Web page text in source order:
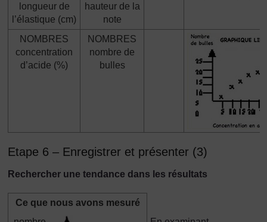
longueur de
l’élastique (cm)
hauteur de la
note
NOMBRES
concentration
d’acide (%)
NOMBRES
nombre de
bulles
Etape 6 – Enregistrer et présenter (3)
Rechercher une tendance dans les résultats
Ce que nous avons mesuré